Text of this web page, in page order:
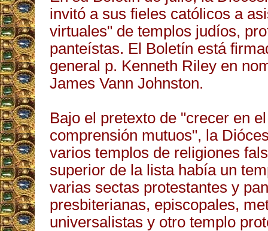
invitó a sus fieles católicos a
virtuales" de templos judíos,
panteístas. El Boletín está
general p. Kenneth Riley en
James Vann Johnston.
Bajo el pretexto de "crecer en
comprensión mutuos", la
varios templos de religiones
superior de la lista había un
varias sectas protestantes y
presbiterianas, episcopales,
universalistas y otro templo